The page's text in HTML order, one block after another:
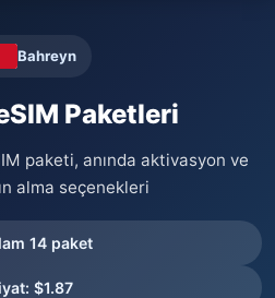
Bahreyn
Paketleri
paketi, anında aktivasyon ve
alma seçenekleri
14 paket
$1.87